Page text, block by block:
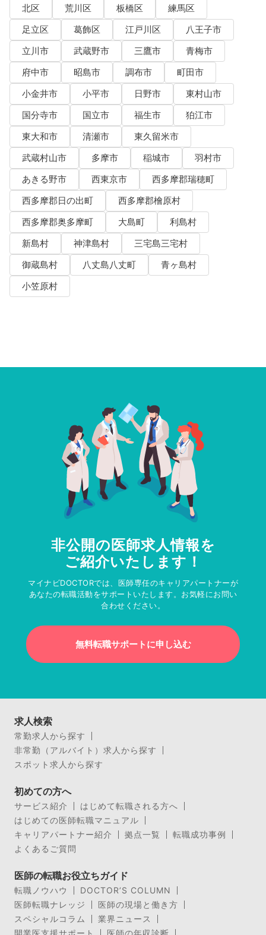
北区
荒川区 板橋区
練馬区
足立区
葛飾区 江戸川区
八王子市
立川市
武蔵野市 三鷹市
青梅市
府中市
昭島市 調布市
町田市
小金井市
小平市 日野市
東村山市
国分寺市
国立市 福生市
狛江市
東大和市
清瀬市
東久留米市
武蔵村山市
多摩市 稲城市
羽村市
あきる野市
西東京市
西多摩郡瑞穂町
西多摩郡日の出町
西多摩郡檜原村
西多摩郡奥多摩町
大島町
利島村
新島村
神津島村
三宅島三宅村
御蔵島村
八丈島八丈町
青ヶ島村
小笠原村
非公開の医師求人情報を
ご紹介いたします！
マイナビDOCTORでは、医師専任のキャリアパートナーが
あなたの転職活動をサポートいたします。お気軽にお問い
合わせください。
無料転職サポートに申し込む
求人検索
常勤求人から探す
非常勤（アルバイト）求人から探す
スポット求人から探す
初めての方へ
サービス紹介
はじめて転職される方へ
はじめての医師転職マニュアル
キャリアパートナー紹介
拠点一覧
転職成功事例
よくあるご質問
医師の転職お役立ちガイド
転職ノウハウ
DOCTOR’S COLUMN
医師転職ナレッジ
医師の現場と働き方
スペシャルコラム
業界ニュース